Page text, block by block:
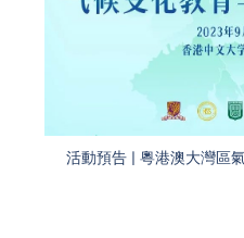
活動預告 | 粵港澳大灣區